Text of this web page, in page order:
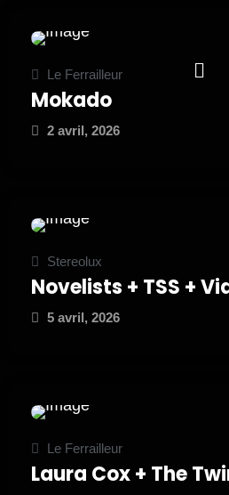
Le Ferrailleur
Mokado
2 avril, 2026
Stereolux
Novelists + TSS +
5 avril, 2026
Le Ferrailleur
Laura Cox + The